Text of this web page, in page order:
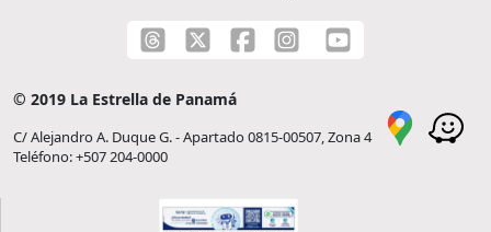
© 2019 La Estrella de Panamá
C/ Alejandro A. Duque G. - Apartado 0815-00507, Zona 4
Teléfono: +507 204-0000